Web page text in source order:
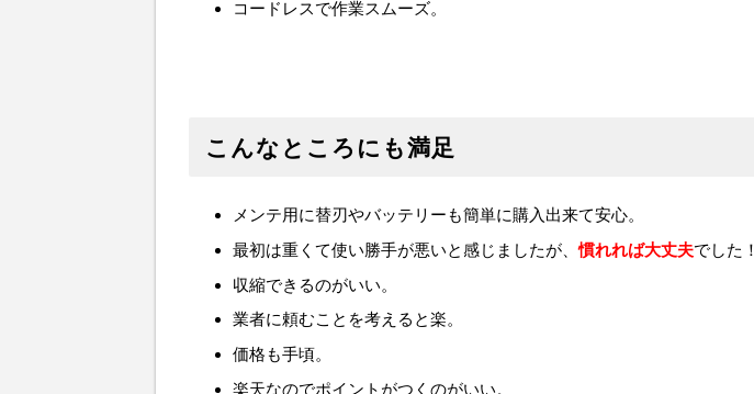
コードレスで作業スムーズ。
こんなところにも満足
メンテ用に替刃やバッテリーも簡単に購入出来て安心。
最初は重くて使い勝手が悪いと感じましたが、慣れれば大丈夫でした！
収縮できるのがいい。
業者に頼むことを考えると楽。
価格も手頃。
楽天なのでポイントがつくのがいい。